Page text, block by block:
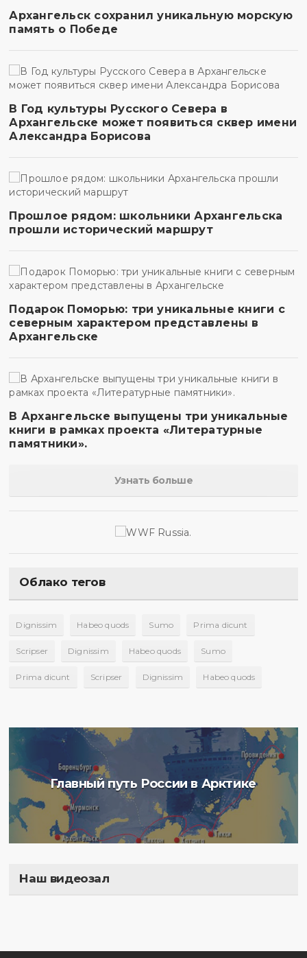
Архангельск сохранил уникальную морскую
память о Победе
В Год культуры Русского Севера в
Архангельске может появиться сквер имени
Александра Борисова
Прошлое рядом: школьники Архангельска
прошли исторический маршрут
Подарок Поморью: три уникальные книги с
северным характером представлены в
Архангельске
В Архангельске выпущены три уникальные
книги в рамках проекта «Литературные
памятники».
Узнать больше
Облако тегов
Dignissim Habeo quods Sumo Prima dicunt
Scripser Dignissim Habeo quods Sumo
Prima dicunt Scripser Dignissim Habeo quods
Главный путь России в Арктике
Наш видеозал